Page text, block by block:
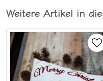
Weitere Artikel in